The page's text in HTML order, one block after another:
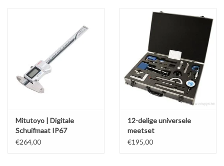
Oliën & Smeermiddelen |
TIPS & KENNIS
Mitutoyo | Digitale
Schuifmaat IP67
€264,00
12-delige universele
meetset
€195,00